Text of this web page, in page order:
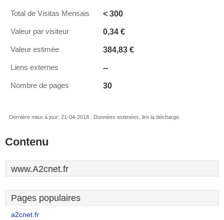
Total de Visitas Mensais < 300
Valeur par visiteur 0,34 €
Valeur estimée 384,83 €
Liens externes --
Nombre de pages 30
Dernière mise à jour: 21-04-2018 . Données estimées, lire la décharge.
Contenu
www.A2cnet.fr
Pages populaires
a2cnet.fr